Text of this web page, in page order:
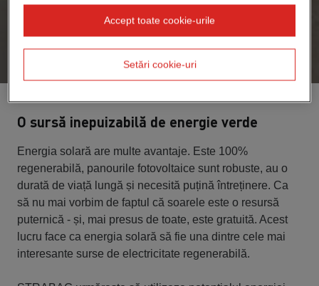
O sursă inepuizabilă de energie verde
Energia solară are multe avantaje. Este 100%
regenerabilă, panourile fotovoltaice sunt robuste, au o
durată de viață lungă și necesită puțină întreținere. Ca
să nu mai vorbim de faptul că soarele este o resursă
puternică - și, mai presus de toate, este gratuită. Acest
lucru face ca energia solară să fie una dintre cele mai
interesante surse de electricitate regenerabilă.
Accept toate cookie-urile
Setări cookie-uri